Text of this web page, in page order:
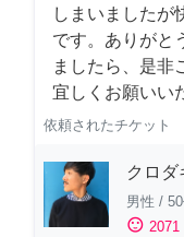
しまいましたが
です。ありがと
ましたら、是非
宜しくお願いい
依頼されたチケット
クロダ
男性 /
sentiment_satisfied 2071